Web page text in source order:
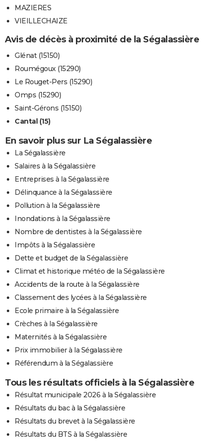
MAZIERES
VIEILLECHAIZE
Avis de décès à proximité de la Ségalassière
Glénat (15150)
Roumégoux (15290)
Le Rouget-Pers (15290)
Omps (15290)
Saint-Gérons (15150)
Cantal (15)
En savoir plus sur La Ségalassière
La Ségalassière
Salaires à la Ségalassière
Entreprises à la Ségalassière
Délinquance à la Ségalassière
Pollution à la Ségalassière
Inondations à la Ségalassière
Nombre de dentistes à la Ségalassière
Impôts à la Ségalassière
Dette et budget de la Ségalassière
Climat et historique météo de la Ségalassière
Accidents de la route à la Ségalassière
Classement des lycées à la Ségalassière
Ecole primaire à la Ségalassière
Crèches à la Ségalassière
Maternités à la Ségalassière
Prix immobilier à la Ségalassière
Référendum à la Ségalassière
Tous les résultats officiels à la Ségalassière
Résultat municipale 2026 à la Ségalassière
Résultats du bac à la Ségalassière
Résultats du brevet à la Ségalassière
Résultats du BTS à la Ségalassière